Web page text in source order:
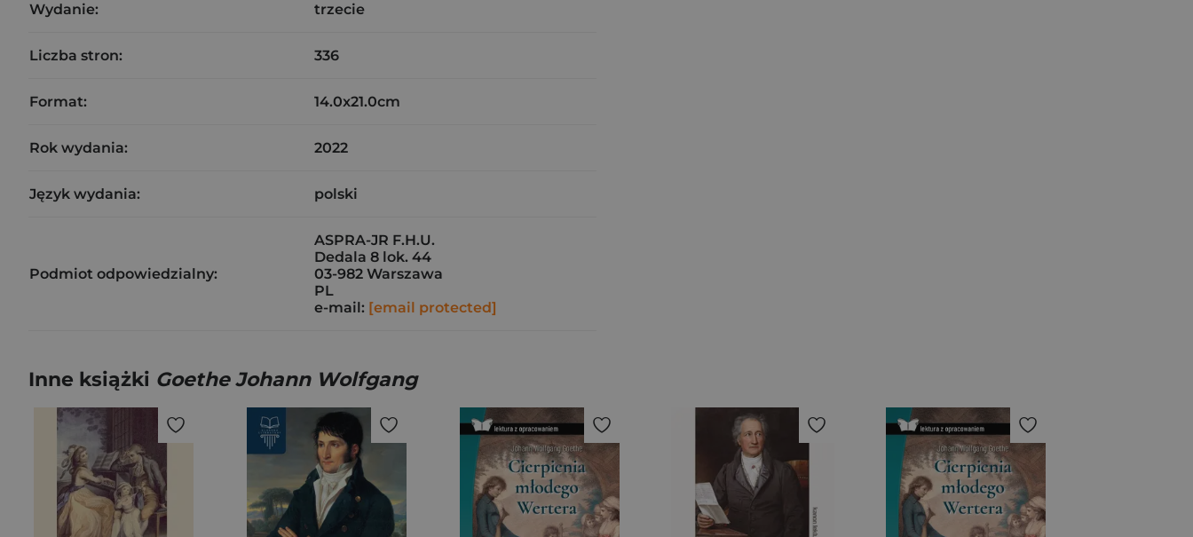
Wydanie: trzecie
Liczba stron: 336
Format: 14.0x21.0cm
Rok wydania: 2022
Język wydania: polski
Podmiot odpowiedzialny:
ASPRA-JR F.H.U.
Dedala 8 lok. 44
03-982 Warszawa
PL
e-mail: [email protected]
Inne książki Goethe Johann Wolfgang